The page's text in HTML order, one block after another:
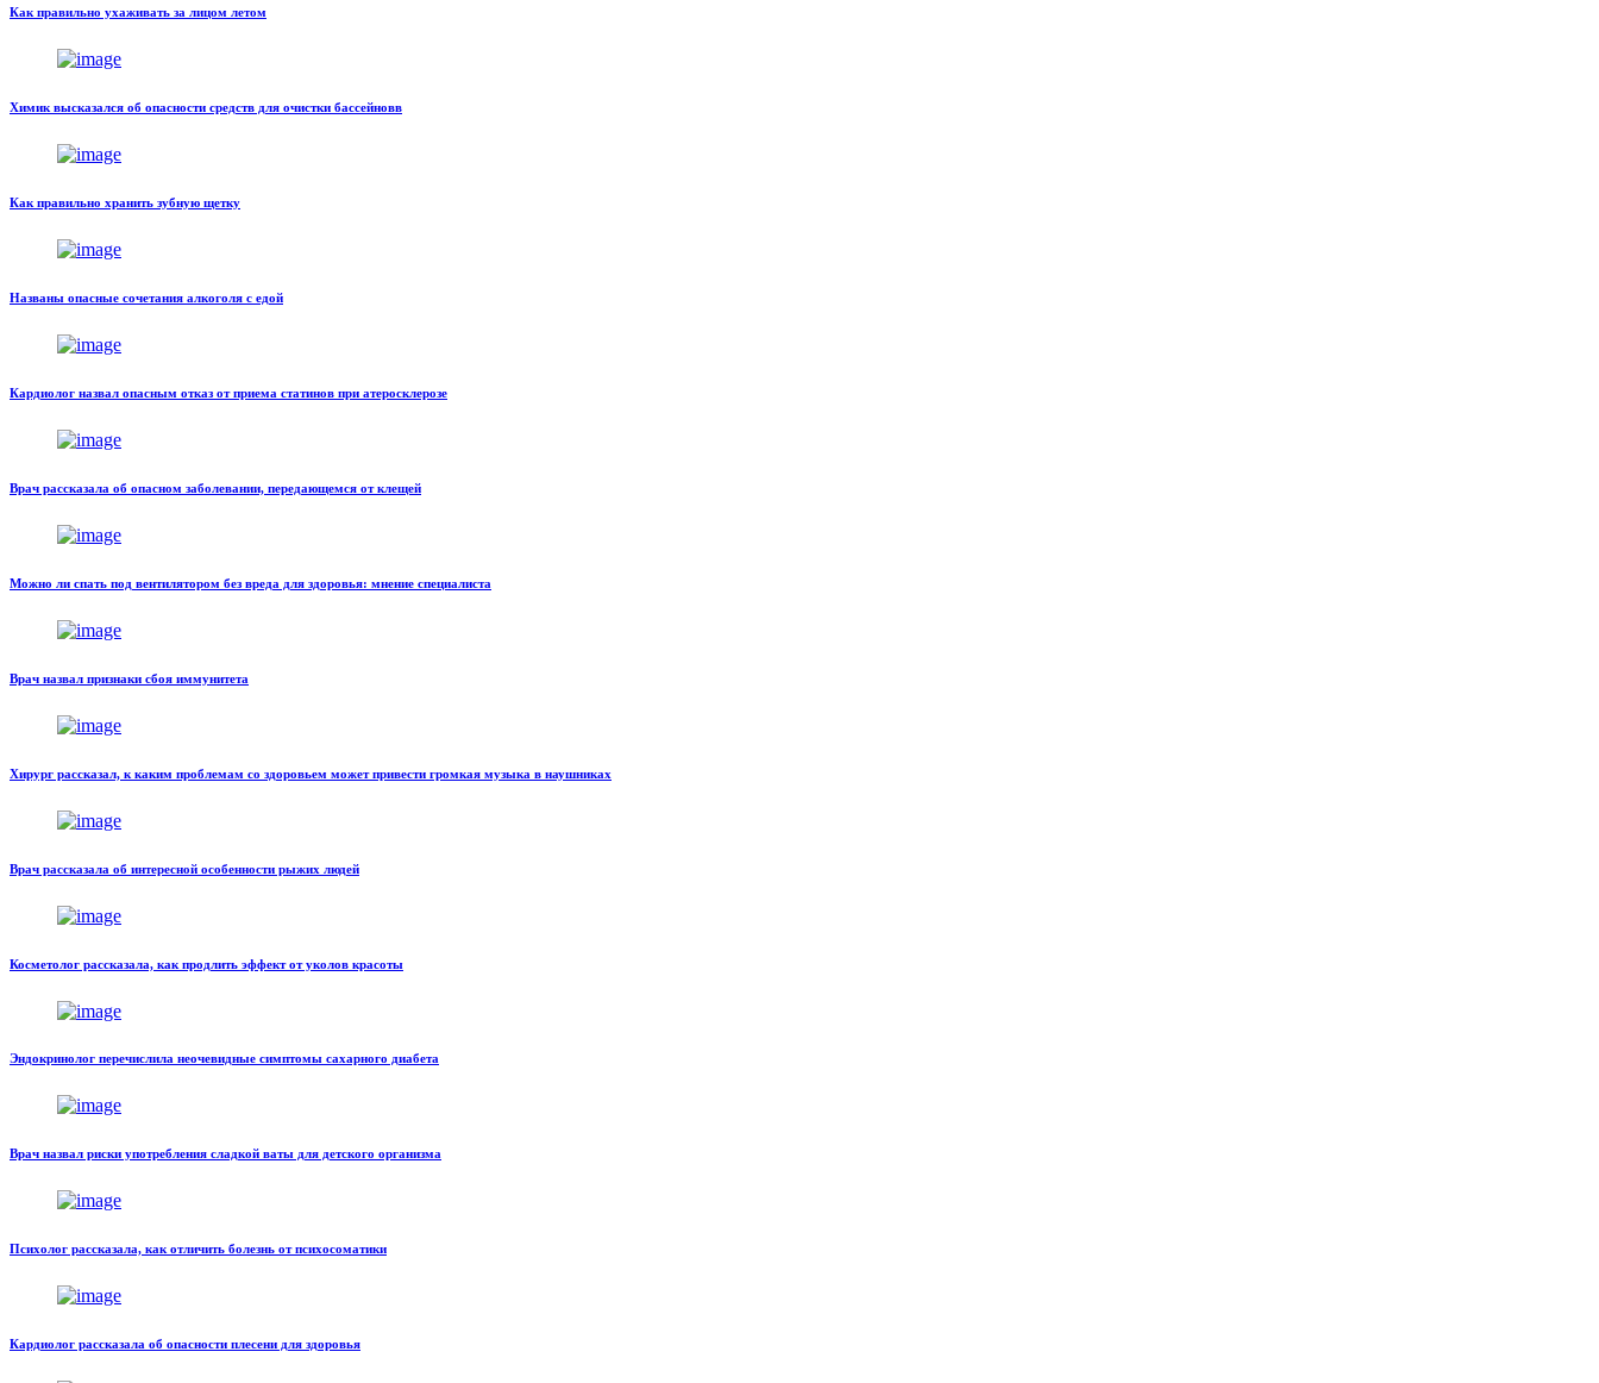
Как правильно ухаживать за лицом летом
Химик высказался об опасности средств для очистки бассейновв
Как правильно хранить зубную щетку
Названы опасные сочетания алкоголя с едой
Кардиолог назвал опасным отказ от приема статинов при атеросклерозе
Врач рассказала об опасном заболевании, передающемся от клещей
Можно ли спать под вентилятором без вреда для здоровья: мнение специалиста
Врач назвал признаки сбоя иммунитета
Хирург рассказал, к каким проблемам со здоровьем может привести громкая музыка в наушниках
Врач рассказала об интересной особенности рыжих людей
Косметолог рассказала, как продлить эффект от уколов красоты
Эндокринолог перечислила неочевидные симптомы сахарного диабета
Врач назвал риски употребления сладкой ваты для детского организма
Психолог рассказала, как отличить болезнь от психосоматики
Кардиолог рассказала об опасности плесени для здоровья